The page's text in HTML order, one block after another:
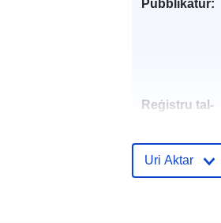
Pubblikatur:
Reġistru tal-
Uri Aktar